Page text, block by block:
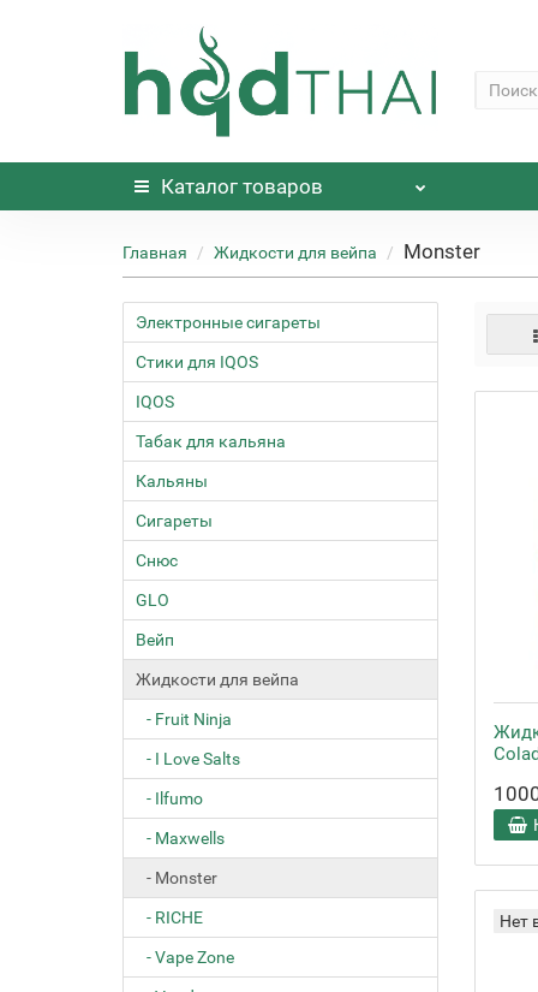
Каталог товаров
Главная Жидкости для вейпа Monster
Электронные сигареты
Стики для IQOS
IQOS
Табак для кальяна
Кальяны
Сигареты
Снюс
GLO
Вейп
Жидкости для вейпа
- Fruit Ninja
- I Love Salts
- Ilfumo
- Maxwells
- Monster
- RICHE
- Vape Zone
Нет